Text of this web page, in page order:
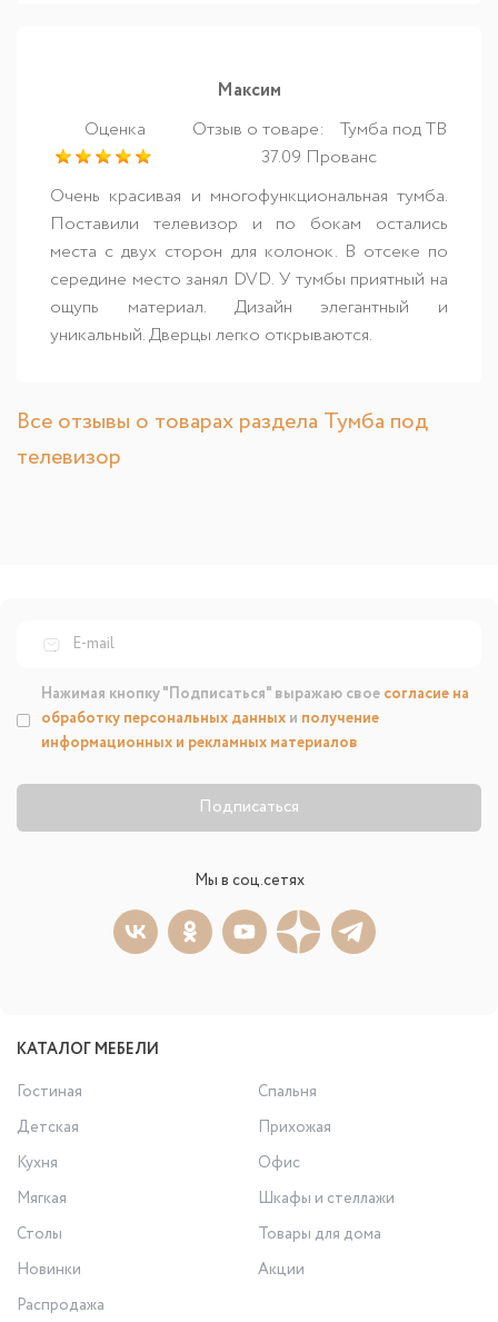
Максим
Оценка
Отзыв о товаре:
Тумба под ТВ
37.09 Прованс
Очень красивая и многофункциональная тумба.
Поставили телевизор и по бокам остались
места с двух сторон для колонок. В отсеке по
середине место занял DVD. У тумбы приятный на
ощупь материал. Дизайн элегантный и
уникальный. Дверцы легко открываются.
Все отзывы о товарах раздела Тумба под
телевизор
Подписаться
Нажимая кнопку "Подписаться" выражаю свое согласие на
обработку персональных данных и получение
информационных и рекламных материалов
Мы в соц.сетях
КАТАЛОГ МЕБЕЛИ
Гостиная
Спальня
Детская
Прихожая
Кухня
Офис
Мягкая
Шкафы и стеллажи
Столы
Товары для дома
Новинки
Акции
Распродажа